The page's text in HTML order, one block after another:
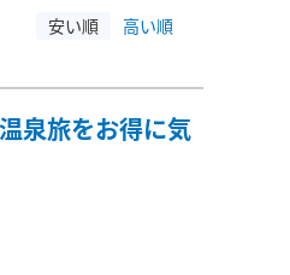
安い順 高い順
泉旅をお得に気